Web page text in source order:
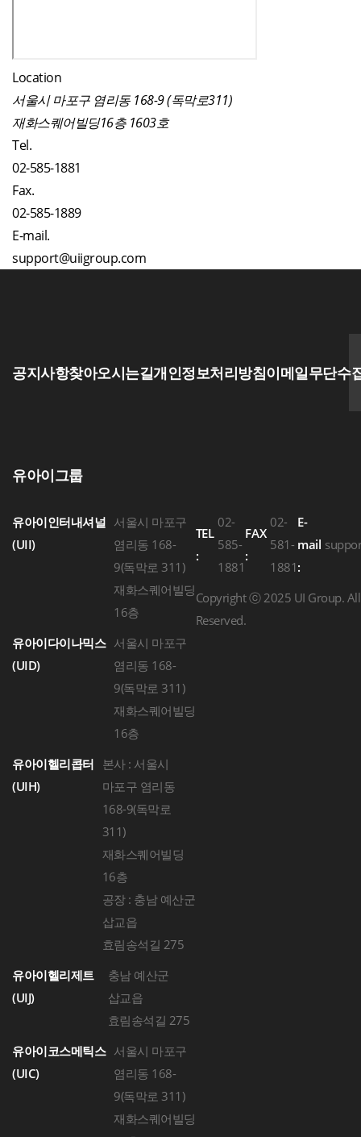
Location
서울시 마포구 염리동 168-9 (독막로311)
재화스퀘어빌딩16층 1603호
Tel.
02-585-1881
Fax.
02-585-1889
E-mail.
support@uiigroup.com
공지사항찾아오시는길개인정보처리방침이메일무단수
유아이그룹
유아이인터내셔널
(UII)
서울시 마포구
염리동 168-
9(독막로 311)
재화스퀘어빌딩
16층
유아이다이나믹스
(UID)
서울시 마포구
염리동 168-
9(독막로 311)
재화스퀘어빌딩
16층
유아이헬리콥터
(UIH)
본사 : 서울시
마포구 염리동
168-9(독막로
311)
재화스퀘어빌딩
16층
공장 : 충남 예산군
삽교읍
효림송석길 275
유아이헬리제트
(UIJ)
충남 예산군
삽교읍
효림송석길 275
유아이코스메틱스
(UIC)
서울시 마포구
염리동 168-
9(독막로 311)
재화스퀘어빌딩
TEL
:
02-
585-
1881
FAX
:
02-
581-
1881
E-
mail
:
Copyright ⓒ 2025 UI Group.
Reserved.